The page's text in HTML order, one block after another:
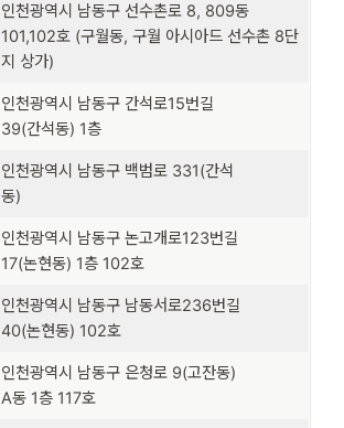
인천광역시 남동구 선수촌로 8, 809동
101,102호 (구월동, 구월 아시아드 선수촌 8단
지 상가)
인천광역시 남동구 간석로15번길
39(간석동) 1층
인천광역시 남동구 백범로 331(간석
동)
인천광역시 남동구 논고개로123번길
17(논현동) 1층 102호
인천광역시 남동구 남동서로236번길
40(논현동) 102호
인천광역시 남동구 은청로 9(고잔동)
A동 1층 117호